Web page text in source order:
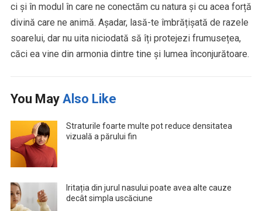
ci și în modul în care ne conectăm cu natura și cu acea forță
divină care ne animă. Așadar, lasă-te îmbrățișată de razele
soarelui, dar nu uita niciodată să îți protejezi frumusețea,
căci ea vine din armonia dintre tine și lumea înconjurătoare.
You May Also Like
Straturile foarte multe pot reduce densitatea
vizuală a părului fin
Iritația din jurul nasului poate avea alte cauze
decât simpla uscăciune